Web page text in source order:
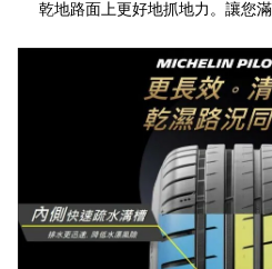
乾地路面上更好地抓地力。讓您